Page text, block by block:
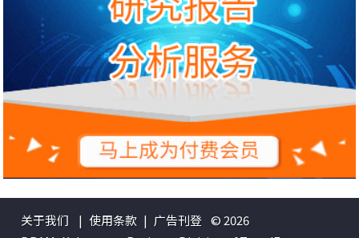
关于我们 | 使用条款 | 广告刊登 © 2026